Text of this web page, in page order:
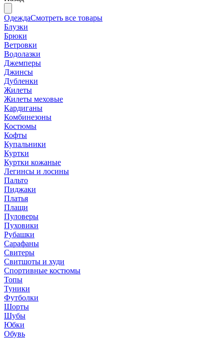
ОдеждаСмотреть все товары
Блузки
Брюки
Ветровки
Водолазки
Джемперы
Джинсы
Дубленки
Жилеты
Жилеты меховые
Кардиганы
Комбинезоны
Костюмы
Кофты
Купальники
Куртки
Куртки кожаные
Легинсы и лосины
Пальто
Пиджаки
Платья
Плащи
Пуловеры
Пуховики
Рубашки
Сарафаны
Свитеры
Свитшоты и худи
Спортивные костюмы
Топы
Туники
Футболки
Шорты
Шубы
Юбки
Обувь